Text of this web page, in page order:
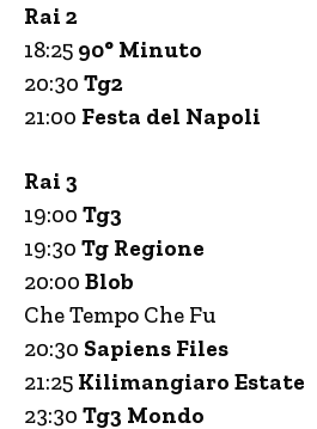
Rai 2
18:25 90° Minuto
20:30 Tg2
21:00 Festa del Napoli
Rai 3
19:00 Tg3
19:30 Tg Regione
20:00 Blob
Che Tempo Che Fu
20:30 Sapiens Files
21:25 Kilimangiaro Estate
23:30 Tg3 Mondo